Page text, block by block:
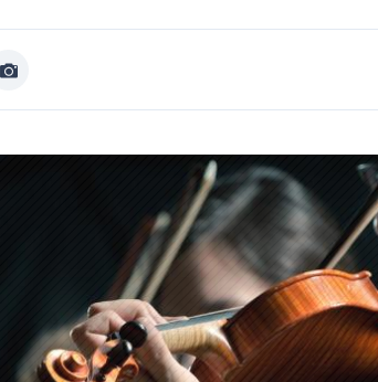
Afficher